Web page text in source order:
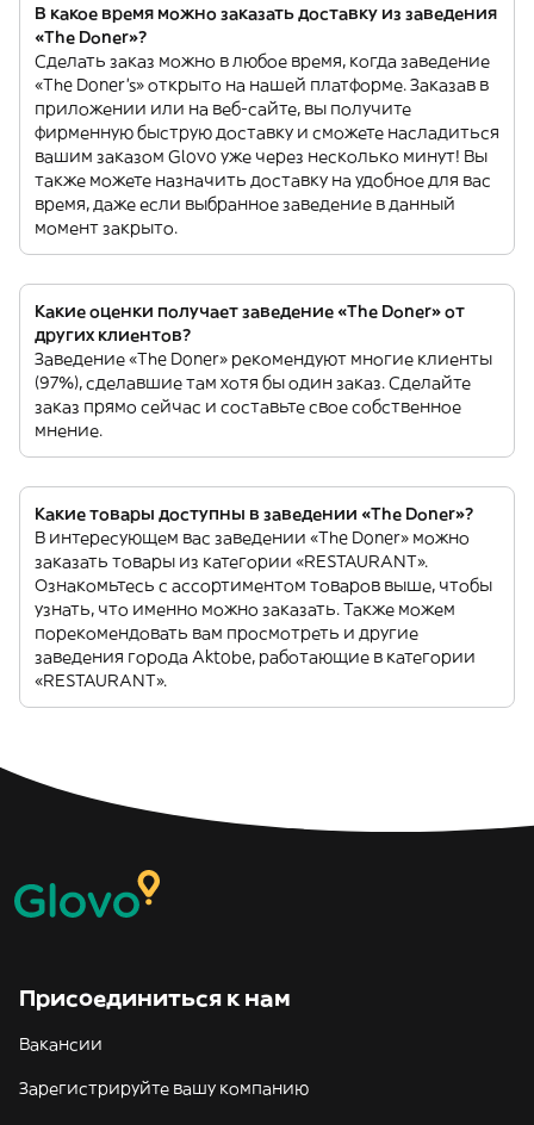
В какое время можно заказать доставку из заведения
«The Doner»?
Сделать заказ можно в любое время, когда заведение
«The Doner’s» открыто на нашей платформе. Заказав в
приложении или на веб-сайте, вы получите
фирменную быструю доставку и сможете насладиться
вашим заказом Glovo уже через несколько минут! Вы
также можете назначить доставку на удобное для вас
время, даже если выбранное заведение в данный
момент закрыто.
Какие оценки получает заведение «The Doner» от
других клиентов?
Заведение «The Doner» рекомендуют многие клиенты
(97%), сделавшие там хотя бы один заказ. Сделайте
заказ прямо сейчас и составьте свое собственное
мнение.
Какие товары доступны в заведении «The Doner»?
В интересующем вас заведении «The Doner» можно
заказать товары из категории «RESTAURANT».
Ознакомьтесь с ассортиментом товаров выше, чтобы
узнать, что именно можно заказать. Также можем
порекомендовать вам просмотреть и другие
заведения города Aktobe, работающие в категории
«RESTAURANT».
Присоединиться к нам
Вакансии
Зарегистрируйте вашу компанию